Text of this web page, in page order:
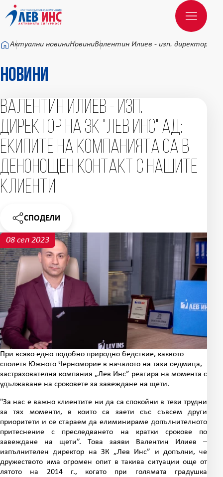
Към основното съдържание
Актуални новиниНовиниВалентин Илиев - изп. директор
Новини
Валентин Илиев - изп.
директор на ЗК "Лев Инс" АД:
Екипите на компанията са в
денонощен контакт с нашите
клиенти
СПОДЕЛИ
НОВИНАТА
08 сеп 2023
При всяко едно подобно природно бедствие, каквото
сполетя Южното Черноморие в началото на тази седмица,
застрахователна компания „Лев Инс” реагира на момента с
удължаване на сроковете за завеждане на щети.
"За нас е важно клиентите ни да са спокойни в тези трудни
за тях моменти, в които са заети със съвсем други
приоритети и се стараем да елиминираме допълнителното
притеснение с преследването на кратки срокове по
завеждане на щети”. Това заяви Валентин Илиев –
изпълнителен директор на ЗК „Лев Инс” и допълни, че
дружеството има огромен опит в такива ситуации още от
лятото на 2014 г., когато при голямата градушка